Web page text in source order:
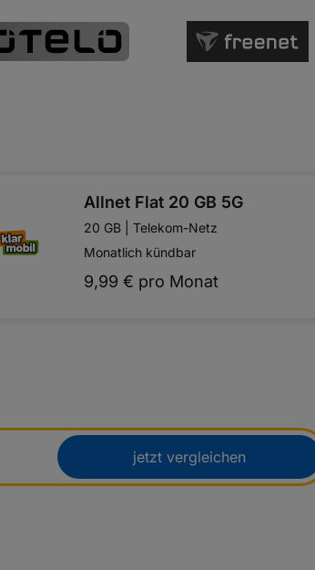
Allnet Flat 20 GB 5G
20 GB | Telekom-Netz
Monatlich kündbar
9,99 € pro Monat
jetzt vergleichen